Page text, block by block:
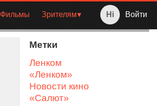
Фильмы Зрителям Войти
Метки
Ленком
«Ленком»
Новости кино
«Салют»